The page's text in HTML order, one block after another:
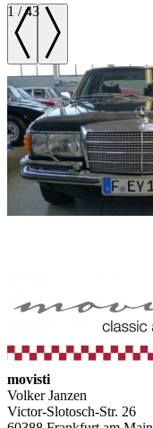
1 /43
movisti
Volker Janzen
Victor-Slotosch-Str. 26